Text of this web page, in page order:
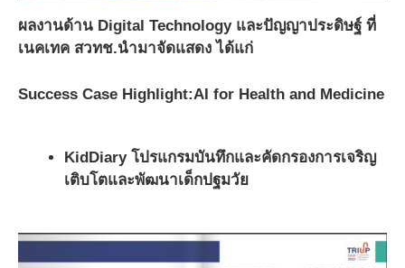
ผลงานด้าน Digital Technology และปัญญาประดิษฐ์ ที่
เนคเทค สวทช.นำมาจัดแสดง ได้แก่
Success Case Highlight:AI for Health and Medicine
KidDiary โปรแกรมบันทึกและคัดกรองการเจริญ
เติบโตและพัฒนาเด็กปฐมวัย